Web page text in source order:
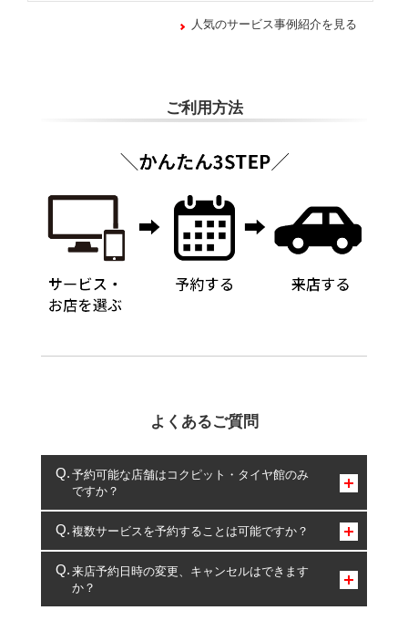
人気のサービス事例紹介を見る
ご利用方法
よくあるご質問
予約可能な店舗はコクピット・タイヤ館のみ
ですか？
コクピット・タイヤ館のみとなります。
複数サービスを予約することは可能ですか？
複数サービスのご予約は可能です。
一部の商品・サービスの組み合わせに限り、同時にご予約が
出来ないものもございます。
来店予約日時の変更、キャンセルはできます
か？